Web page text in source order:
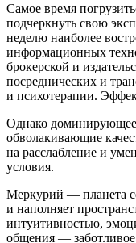
Самое время
подчеркнуть свою
неделю наиболее
информационных
брокерской и
посреднических и
и психотерапии.
Однако
обволакивающие
на расслабление и
условия.
Меркурий — планета
и наполняет
интуитивностью,
общения — заботливое